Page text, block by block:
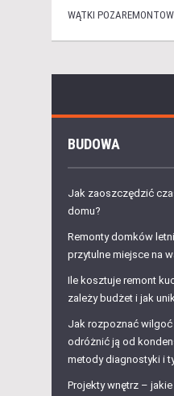
WĄTKI
BUDOWA
Jak zaoszczędzić
domu?
Remonty domków
przytulne miejsce na
Ile kosztuje remont
zależy budżet i jak
Jak rozpoznać
odróżnić ją od
metody diagnostyki i
Projekty wnętrz –